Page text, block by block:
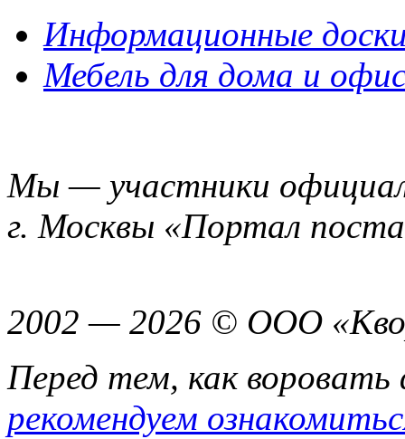
Информационные
Мебель для дома и
Мы — участники
г. Москвы «Портал
2002 — 2026 © ООО
Перед тем, как
рекомендуем